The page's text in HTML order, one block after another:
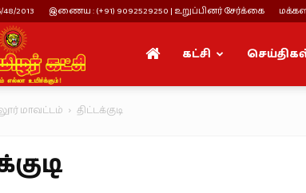
2013 இணைய : (+91) 9092529250 | உறுப்பினர் சேர்க்கை
நாம்
தமிழர்
கட்சி
மாவட்டம் திட்டக்குடி